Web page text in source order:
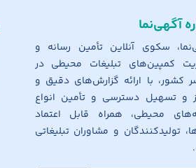
آگهی‌نما
سکوی آنلاین تأمین رسانه و
کمپین‌های تبلیغات محیطی در
کشور، با ارائه گزارش‌های دقیق و
و تسهیل دسترسی و تأمین انواع
محیطی، همراه قابل اعتماد
تولیدکنندگان و مشاوران تبلیغاتی